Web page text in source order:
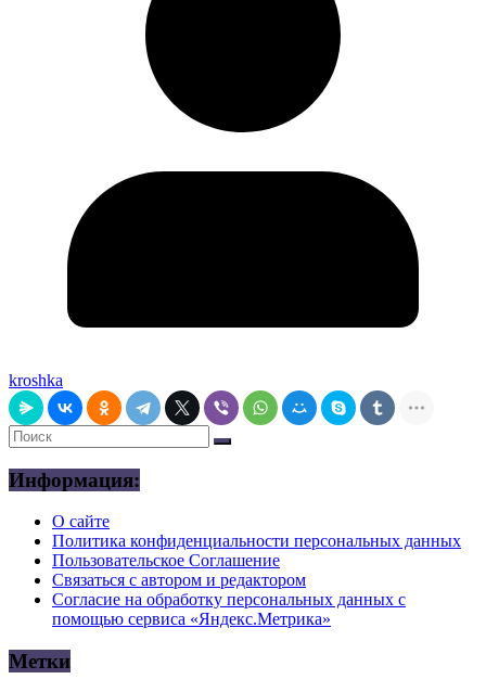
kroshka
Информация:
О сайте
Политика конфиденциальности персональных данных
Пользовательское Соглашение
Связаться с автором и редактором
Согласие на обработку персональных данных с
помощью сервиса «Яндекс.Метрика»
Метки